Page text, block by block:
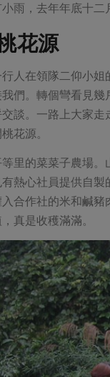
雨，去年年底十二
花源
人在領隊二仰小
們。轉個彎看見
談。一路上大家
花源。
里的菜菜子農場
熱心社員提供自
合作社的米和鹹
真是收穫滿滿。